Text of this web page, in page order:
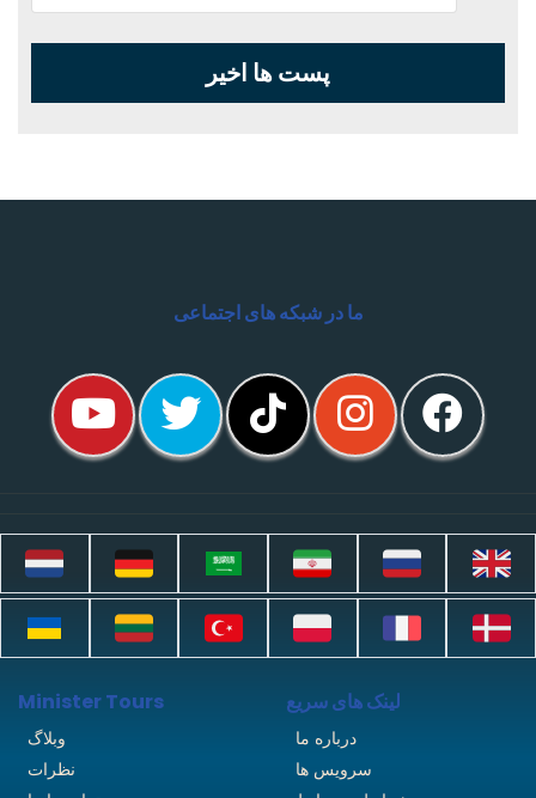
پست ها اخیر
ما در شبکه های اجتماعی
لینک های سریع
درباره ما
سرویس ها
Minister Tours
وبلاگ
نظرات